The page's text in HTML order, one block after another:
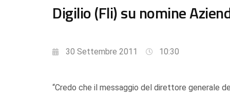
Digilio (Fli) su nomine
30 Settembre 2011 10:30
“Credo che il messaggio del direttore generale